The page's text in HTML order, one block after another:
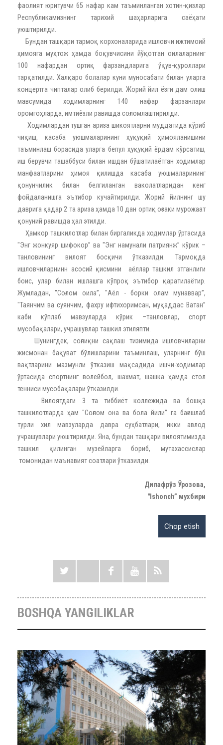
фаолият юритувчи 65 нафар кам таъминланган хотин-қизлар
Республикамизнинг тарихий шаҳарларига саёҳати
уюштирилди.
Бундан ташқари тармоқ корхоналарида ишловчи ижтимоий
ҳимояга муҳтож ҳамда боқувчисини йўқотган оилаларнинг
100 нафардан ортиқ фарзандларига ўқув-қуроллари
тарқатилди. Халқаро болалар куни муносабати билан уларга
концертга чипталар олиб берилди. Жорий йил ёзги дам олиш
мавсумида ходимларнинг 140 нафар фарзанлари
оромгоҳларда, имтиёзли равишда соғломлаштирилди.
Ходимлардан тушган ариза шикоятларни муддатида кўриб
чиқиш, касаба уюшмаларининг ҳуқуқий ҳимояланишини
таъминлаш борасида уларга бепул ҳуқуқий ёрдам кўрсатиш,
иш берувчи ташаббуси билан ишдан бўшатилаётган ходимлар
манфаатларини ҳимоя қилишда касаба уюшмаларининг
қонунчилик билан белгиланган ваколатларидан кенг
фойдаланишга эътибор кучайтирилди. Жорий йилнинг шу
даврига қадар 2 та ариза ҳамда 10 дан ортиқ оғзаки мурожаат
қонуний равишда ҳал этилди.
Ҳамкор ташкилотлар билан биргаликда ходимлар ўртасида
"Энг жонкуяр шифокор” ва "Энг намунали патриянж” кўрик –
танловининг вилоят босқичи ўтказилди. Тармоқда
ишловчиларнинн асосий қисмини аёллар ташкил этганлиги
боис, улар билан ишлашга кўпроқ эътибор қаратилаётир.
Жумладан, "Соғлом оила”, "Аёл - борки олам мунаввар”,
"Таянчим ва суянчим, фахру ифтихоримсан, муқаддас Ватан”
каби кўплаб мавзуларда кўрик –танловлар, спорт
мусобақалари, учрашувлар ташкил этиляпти.
Шунингдек, соғлиқни сақлаш тизимида ишловчиларни
жисмонан бақуват бўлишларини таъминлаш, уларнинг бўш
вақтларини мазмунли ўтказиш мақсадида ишчи-ходимлар
ўртасида спортнинг волейбол, шахмат, шашка ҳамда стол
тенниси мусобақалари ўтказилди.
Вилоятдаги 3 та тиббиёт коллежида ва бошқа
ташкилотларда ҳам "Соғлом она ва бола йили” га бағишлаб
турли хил мавзуларда давра суҳбатлари, икки авлод
учрашувлари уюштирилди. Яна, бундан ташқари вилоятимизда
ташкил қилинган музейларга бориб, мутахассислар
томонидан маънавият соатлари ўтказилди.
Дилафрўз Ўрозова,
"Ishonch” мухбири
BOSHQA YANGILIKLAR